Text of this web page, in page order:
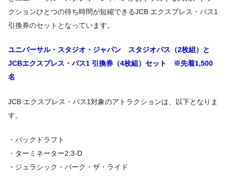
クションひとつの待ち時間が短縮できるJCB エクスプレス・パス1
引換券のセットとなっています。
ユニバーサル・スタジオ・ジャパン スタジオパス（2枚組）と
JCBエクスプレス・パス1 引換券（4枚組）セット ※先着1,500
名
JCB エクスプレス・パス1対象のアトラクションは、以下となりま
す。
・バックドラフト
・ターミネーター2:3-D
・ジュラシック・パーク・ザ・ライド